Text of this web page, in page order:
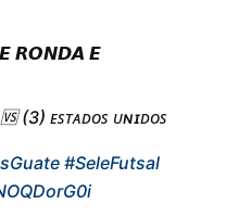
𝙍𝙊𝙉𝘿𝘼 𝙀
(3) ᴇꜱᴛᴀᴅᴏꜱ ᴜɴɪᴅᴏꜱ
#SeleFutsal